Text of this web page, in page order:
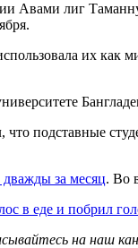
Авами лиг
их как
что подставные
за месяц. Во
в еде и побрил
на наш